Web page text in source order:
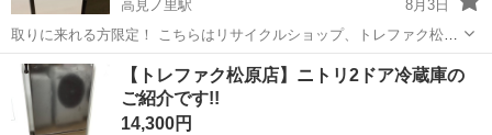
高見ノ里駅
8月3日
取りに来れる方限定！ こちらはリサイクルショップ、トレファク松原
店からの出品です。 ●商品情報 アイテム名：2ドア冷蔵庫 メーカー：
ニトリ 年式：2022年製 型番：NTR-106WH 状態：中古品の為細々...
大阪 松原市 高見ノ里駅 キッチン家電 トレファク
【トレファク松原店】ニトリ2ドア冷蔵庫の
ご紹介です!!
14,300円